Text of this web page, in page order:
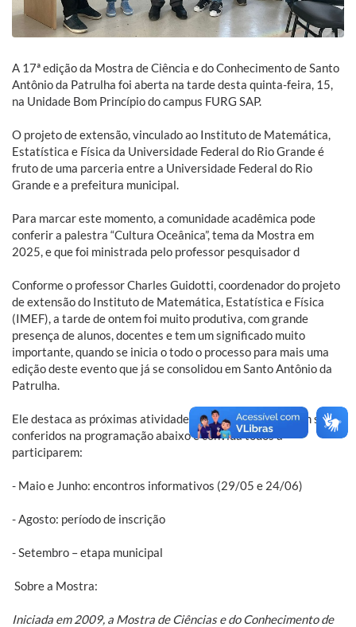
A 17ª edição da Mostra de Ciência e do Conhecimento de Santo
Antônio da Patrulha foi aberta na tarde desta quinta-feira, 15,
na Unidade Bom Princípio do campus FURG SAP.
O projeto de extensão, vinculado ao Instituto de Matemática,
Estatística e Física da Universidade Federal do Rio Grande é
fruto de uma parceria entre a Universidade Federal do Rio
Grande e a prefeitura municipal.
Para marcar este momento, a comunidade acadêmica pode
conferir a palestra “Cultura Oceânica”, tema da Mostra em
2025, e que foi ministrada pelo professor pesquisador d
Conforme o professor Charles Guidotti, coordenador do projeto
de extensão do Instituto de Matemática, Estatística e Física
(IMEF), a tarde de ontem foi muito produtiva, com grande
presença de alunos, docentes e tem um significado muito
importante, quando se inicia o todo o processo para mais uma
edição deste evento que já se consolidou em Santo Antônio da
Patrulha.
Ele destaca as próximas atividades do projeto, que podem ser
conferidos na programação abaixo e convida todos a
participarem:
- Maio e Junho: encontros informativos (29/05 e 24/06)
- Agosto: período de inscrição
- Setembro – etapa municipal
Sobre a Mostra:
Iniciada em 2009, a Mostra de Ciências e do Conhecimento de